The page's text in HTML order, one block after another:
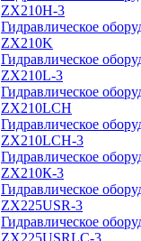
ZX210H-3
Гидравлическое
ZX210K
Гидравлическое
ZX210L-3
Гидравлическое
ZX210LCH
Гидравлическое
ZX210LCH-3
Гидравлическое
ZX210К-3
Гидравлическое
ZX225USR-3
Гидравлическое
ZX225USRLC-3